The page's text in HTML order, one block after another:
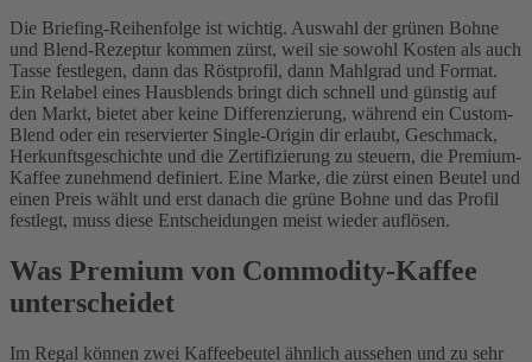
Die Briefing-Reihenfolge ist wichtig. Auswahl der grünen Bohne
und Blend-Rezeptur kommen zürst, weil sie sowohl Kosten als auch
Tasse festlegen, dann das Röstprofil, dann Mahlgrad und Format.
Ein Relabel eines Hausblends bringt dich schnell und günstig auf
den Markt, bietet aber keine Differenzierung, während ein Custom-
Blend oder ein reservierter Single-Origin dir erlaubt, Geschmack,
Herkunftsgeschichte und die Zertifizierung zu steuern, die Premium-
Kaffee zunehmend definiert. Eine Marke, die zürst einen Beutel und
einen Preis wählt und erst danach die grüne Bohne und das Profil
festlegt, muss diese Entscheidungen meist wieder auflösen.
Was Premium von Commodity-Kaffee
unterscheidet
Im Regal können zwei Kaffeebeutel ähnlich aussehen und zu sehr